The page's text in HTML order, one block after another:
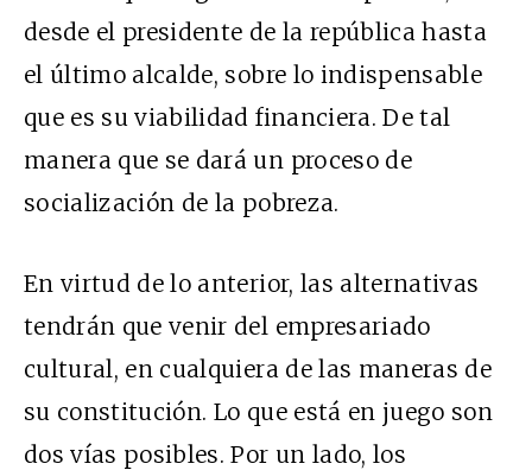
desde el presidente de la república hasta
el último alcalde, sobre lo indispensable
que es su viabilidad financiera. De tal
manera que se dará un proceso de
socialización de la pobreza.
En virtud de lo anterior, las alternativas
tendrán que venir del empresariado
cultural, en cualquiera de las maneras de
su constitución. Lo que está en juego son
dos vías posibles. Por un lado, los